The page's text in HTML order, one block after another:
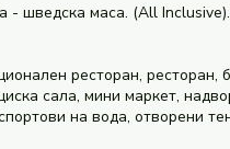
- шведска маса. (All Inclusive).
ресторан,
сала, мини маркет,
на вода, отворени